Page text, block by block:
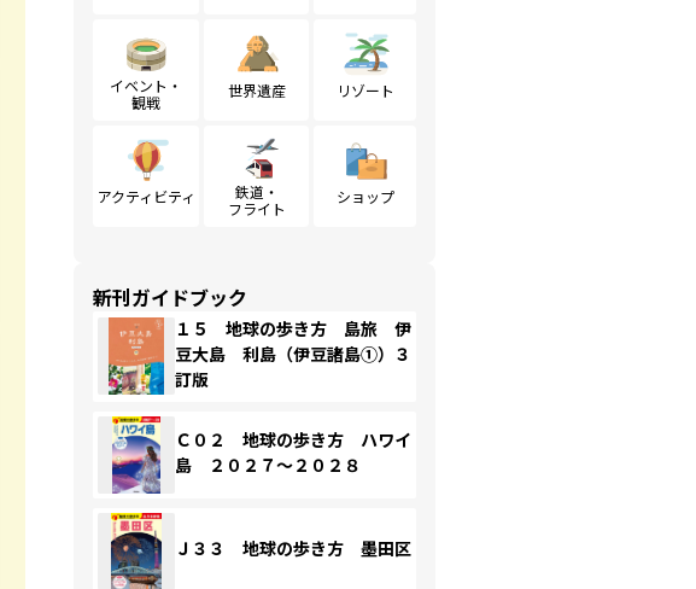
イベント・
観戦
世界遺産 リゾート
アクティビティ
鉄道・
フライト
ショップ
新刊ガイドブック
１５ 地球の歩き方 島旅 伊
豆大島 利島（伊豆諸島①）３
訂版
Ｃ０２ 地球の歩き方 ハワイ
島 ２０２７～２０２８
Ｊ３３ 地球の歩き方 墨田区